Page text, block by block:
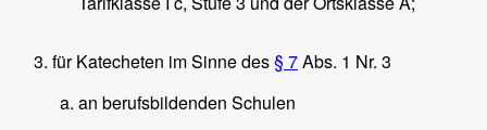
für Katecheten im Sinne des§ 7Abs. 1 Nr. 3
an berufsbildenden Schulen